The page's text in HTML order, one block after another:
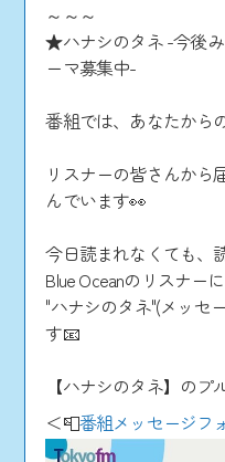
～～～
★ハナシのタネ -今後
ーマ募集中-
番組では、あなたから
リスナーの皆さんから
んでいます👀
今日読まれなくても、
Blue Oceanのリスナー
"ハナシのタネ"(メッセ
す📧
【ハナシのタネ】のプ
＜📮番組メッセージフ